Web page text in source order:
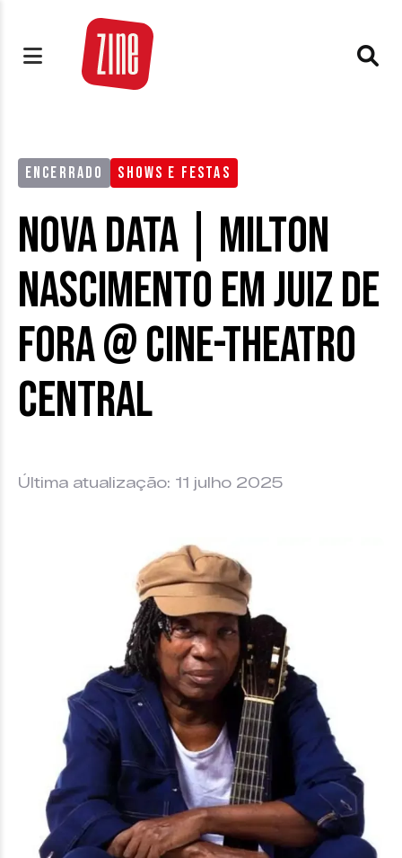
ENCERRADO SHOWS E FESTAS
NOVA DATA | Milton
Nascimento em Juiz de
Fora @ Cine-Theatro
Central
Última atualização: 11 julho 2025